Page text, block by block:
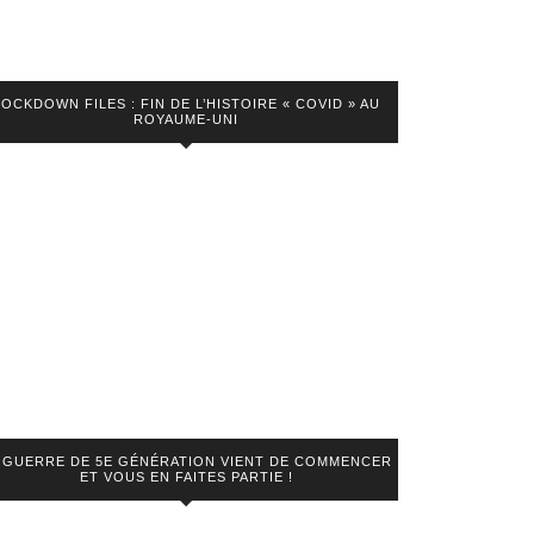
FILES : FIN DE L’HISTOIRE « COVID » AU
ROYAUME-UNI
GUERRE DE 5E GÉNÉRATION VIENT DE COMMENCER
ET VOUS EN FAITES PARTIE !